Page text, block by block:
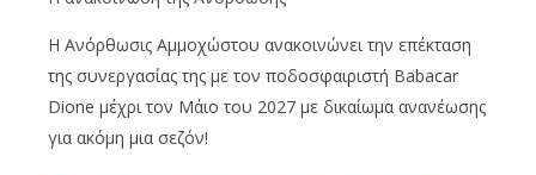
Η Ανόρθωσις Αμμοχώστου ανακοινώνει την επέκταση
της συνεργασίας της με τον ποδοσφαιριστή Babacar
Dione μέχρι τον Μάιο του 2027 με δικαίωμα ανανέωσης
για ακόμη μια σεζόν!